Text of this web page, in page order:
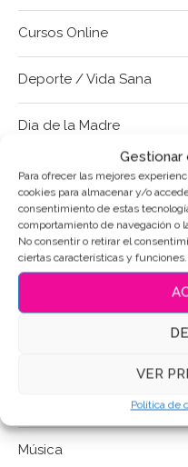
Gestionar
Para ofrecer las mejores
cookies para almacenar y/o
consentimiento de estas
comportamiento de navegación o
No consentir o retirar el
ciertas características y funciones.
VER
Política de
Cursos Online
Deporte / Vida Sana
Dia de la Madre
Dia del Padre
Frases-Mensajes
Halloween
Letra-Número
Mundo de Fantasía
Música